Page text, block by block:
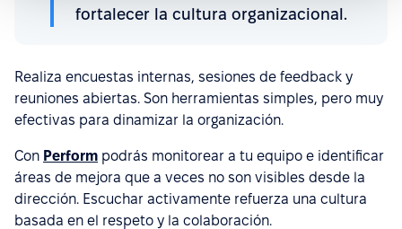
fortalecer la cultura organizacional.
Realiza encuestas internas, sesiones de feedback y
reuniones abiertas. Son herramientas simples, pero muy
efectivas para dinamizar la organización.
Con Perform podrás monitorear a tu equipo e identificar
áreas de mejora que a veces no son visibles desde la
dirección. Escuchar activamente refuerza una cultura
basada en el respeto y la colaboración.